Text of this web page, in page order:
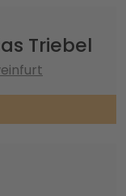
Triebel